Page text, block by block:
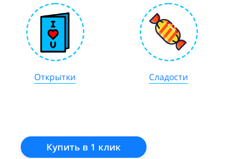
Открытки Сладости
Купить в 1 клик